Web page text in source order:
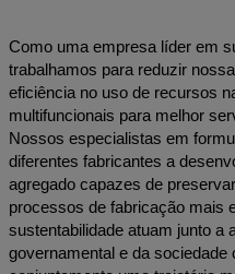
Como uma empresa líder em
trabalhamos para reduzir
eficiência no uso de recursos
multifuncionais para melhor
Nossos especialistas em
diferentes fabricantes a
agregado capazes de
processos de fabricação mais
sustentabilidade atuam junto a
governamental e da